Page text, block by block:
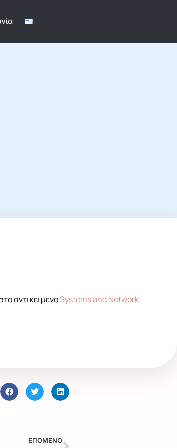
αντικείμενοSystems and Network
ΕΠΟΜΕΝΟ